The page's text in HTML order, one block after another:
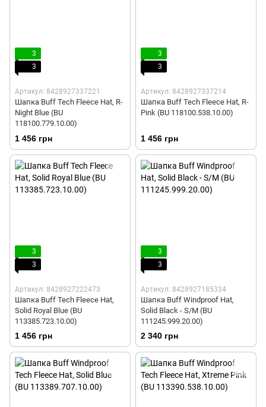
3
3
Артикул: 8428927337221
Шапка Buff Tech Fleece Hat, R-
Night Blue (BU
118100.779.10.00)
1 456 грн
3
3
Артикул: 8428927337214
Шапка Buff Tech Fleece Hat, R-
Pink (BU 118100.538.10.00)
1 456 грн
3
3
Артикул: 8428927222473
Шапка Buff Tech Fleece Hat,
Solid Royal Blue (BU
113385.723.10.00)
1 456 грн
3
3
Артикул: 8428927185334
Шапка Buff Windproof Hat,
Solid Black - S/M (BU
111245.999.20.00)
2 340 грн